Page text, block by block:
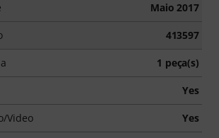
Maio 2017
413597
1 peça(s)
Yes
Video Yes